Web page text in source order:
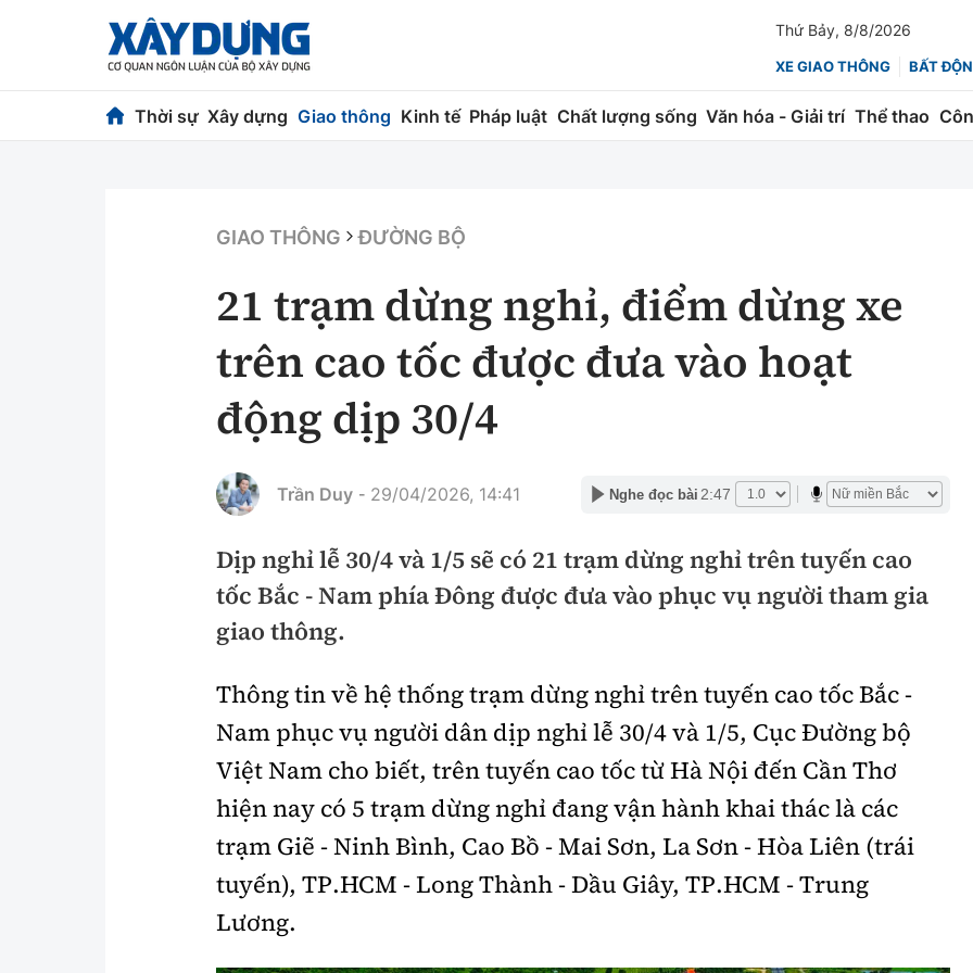
Thứ Bảy, 8/8/2026
XE GIAO THÔNG BẤT
Thời sự Xây dựng Giao thông Kinh tế Pháp luật Chất lượng sống Văn hóa - Giải trí Thể thao
Chuyện dọc đường
Chỉ đạo điều hành
Vật liệu xây dựng
Giám định chất lượng
Quản lý đô thị
Hàng không
Đường sắt
Hàng hải
Đường sắt đô thị
Mời thầu - Đấu thầu
Thi viết về Ngành
Chứng khoán
Bảo hiểm
An ninh hình sự
An toàn giao thông
Giao thông 24h
ATGT địa phương
Lái xe an toàn
Chung tay vì ATGT
Gương sáng giao thông
xem thêm
GIAO THÔNG ĐƯỜNG BỘ
21 trạm dừng nghỉ, điểm dừng xe
trên cao tốc được đưa vào hoạt
động dịp 30/4
Trần Duy - 29/04/2026, 14:41 Nghe đọc bài 2:47
Dịp nghỉ lễ 30/4 và 1/5 sẽ có 21 trạm dừng nghỉ trên tuyến cao
tốc Bắc - Nam phía Đông được đưa vào phục vụ người tham gia
giao thông.
Thông tin về hệ thống trạm dừng nghỉ trên tuyến cao tốc Bắc -
Nam phục vụ người dân dịp nghỉ lễ 30/4 và 1/5, Cục Đường bộ
Việt Nam cho biết, trên tuyến cao tốc từ Hà Nội đến Cần Thơ
hiện nay có 5 trạm dừng nghỉ đang vận hành khai thác là các
trạm Giẽ - Ninh Bình, Cao Bồ - Mai Sơn, La Sơn - Hòa Liên (trái
tuyến), TP.HCM - Long Thành - Dầu Giây, TP.HCM - Trung
Lương.